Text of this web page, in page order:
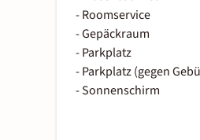
- Roomservice
- Gepäckraum
- Parkplatz
- Parkplatz (gegen
- Sonnenschirm